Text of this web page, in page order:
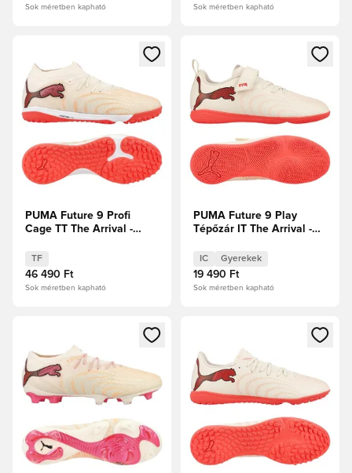
Sok méretben kapható Sok méretben kapható
Megnyit egy modált a bejelentkezéshez vagy a tagként
PUMA Future 9 Profi
Cage TT The Arrival -
Fehér/Ultra Red/PUMA
Fekete
TF
46 490 Ft
Sok méretben kapható
Megnyit egy modált a
PUMA Future 9 Play
Tépőzár IT The Arrival -
Fehér/Ultra Red/PUMA
Fekete Gyerek
IC Gyerekek
19 490 Ft
Sok méretben kapható
Megnyit egy modált a bejelentkezéshez vagy a tagként
Megnyit egy modált a